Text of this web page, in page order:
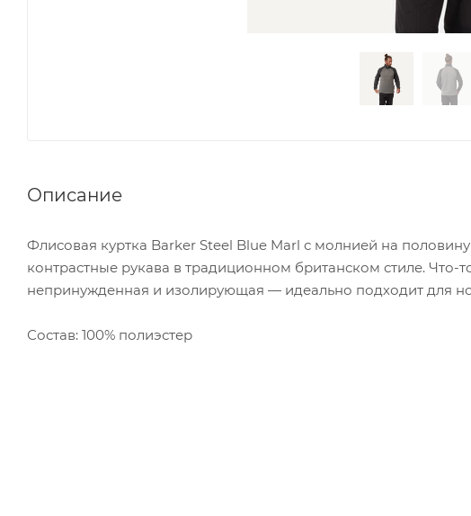
Описание
Флисовая куртка Barker Steel Blue Marl с молнией на
контрастные рукава в традиционном британском стиле.
непринужденная и изолирующая — идеально подходит для
Состав: 100% полиэстер